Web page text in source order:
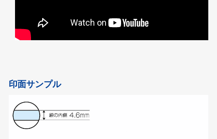
印面サンプル